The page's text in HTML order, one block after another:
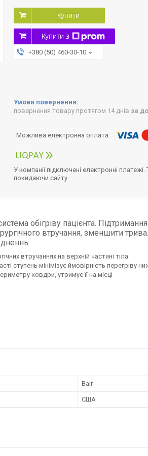
Купити
Купити з
+380 (50) 460-30-10
повернення товару протягом 14 днів за
У компанії підключені електронні
покидаючи сайту.
обігріву пацієнта.
втручання, зменшити
втручаннях на верхній частині тіла
ступень мінімізує ймовірність перегріву
ковдри, утримує її на місці
Bair
США